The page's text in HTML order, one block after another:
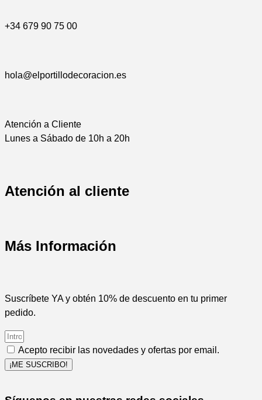
+34 679 90 75 00
hola@elportillodecoracion.es
Atención a Cliente
Lunes a Sábado de 10h a 20h
Atención al cliente
Más Información
Suscríbete YA y obtén 10% de descuento en tu primer
pedido.
Acepto recibir las novedades y ofertas por email.
¡ME SUSCRIBO!